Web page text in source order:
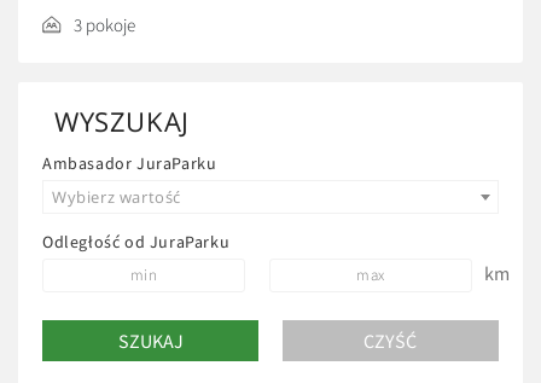
3 pokoje
WYSZUKAJ
Ambasador JuraParku
Wybierz wartość
Odległość od JuraParku
km